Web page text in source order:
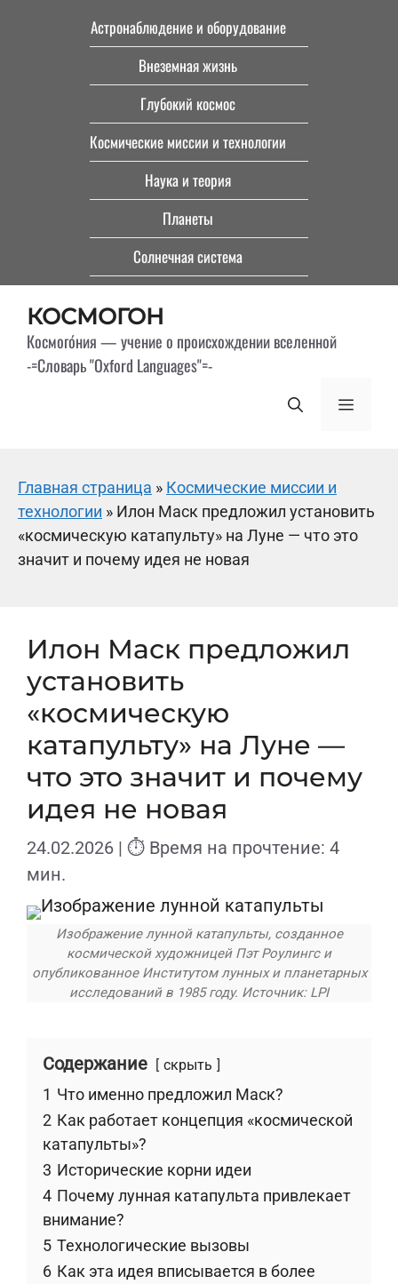
Астронаблюдение и оборудование
Внеземная жизнь
Глубокий космос
Космические миссии и технологии
Наука и теория
Планеты
Солнечная система
КОСМОГОН
Космого́ния — учение о происхождении вселенной
-=Словарь "Oxford Languages"=-
Меню
Главная страница » Космические миссии и
технологии » Илон Маск предложил установить
«космическую катапульту» на Луне — что это
значит и почему идея не новая
Илон Маск предложил
установить
«космическую
катапульту» на Луне —
что это значит и почему
идея не новая
24.02.2026 | ⏱ Время на прочтение: 4
мин.
Изображение лунной катапульты, созданное
космической художницей Пэт Роулингс и
опубликованное Институтом лунных и планетарных
исследований в 1985 году. Источник: LPI
Содержание скрыть
1 Что именно предложил Маск?
2 Как работает концепция «космической
катапульты»?
3 Исторические корни идеи
4 Почему лунная катапульта привлекает
внимание?
5 Технологические вызовы
6 Как эта идея вписывается в более